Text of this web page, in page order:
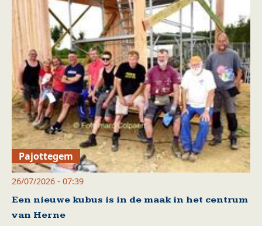
Pajottegem
26/07/2026 - 07:39
Een nieuwe kubus is in de maak in het centrum
van Herne